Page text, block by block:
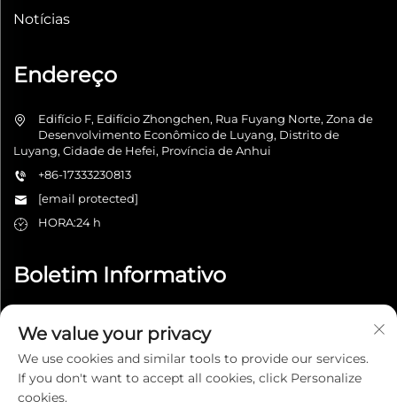
Notícias
Endereço
Edifício F, Edifício Zhongchen, Rua Fuyang Norte, Zona de
Desenvolvimento Econômico de Luyang, Distrito de
Luyang, Cidade de Hefei, Província de Anhui
+86-17333230813
[email protected]
HORA:24 h
Boletim Informativo
We value your privacy
We use cookies and similar tools to provide our services.
If you don't want to accept all cookies, click Personalize
cookies.